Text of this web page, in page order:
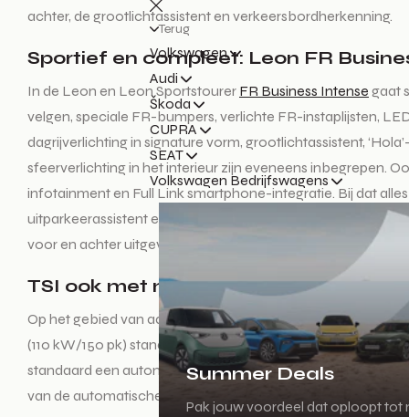
Terug
Volkswagen
Audi
Škoda
CUPRA
SEAT
Volkswagen Bedrijfswagens
Summer Deals
Pak jouw voordeel dat oploopt tot
achter, de grootlichtassistent en verkeersbordherkenning.
Sportief en compleet: Leon FR
In de Leon en Leon Sportstourer FR Business Intense gaat
velgen, speciale FR-bumpers, verlichte FR-instaplijsten,
dagrijverlichting in signature vorm, grootlichtassistent,
sfeerverlichting in het interieur zijn eveneens inbegrepen.
infotainment en Full Link smartphone-integratie. Bij dat
uitparkeerassistent en de uitstapwaarschuwing, die van
voor en achter uitgevoerd met parkeersensoren én
TSI ook met mild hybrid-technologie
Op het gebied van aandrijflijnen is er voor kopers van een
(110 kW/150 pk) standaard geleverd met een
standaard een automatische zeventraps DSG-transmissie.
van de automatische zeventraps DSG-transmissie.